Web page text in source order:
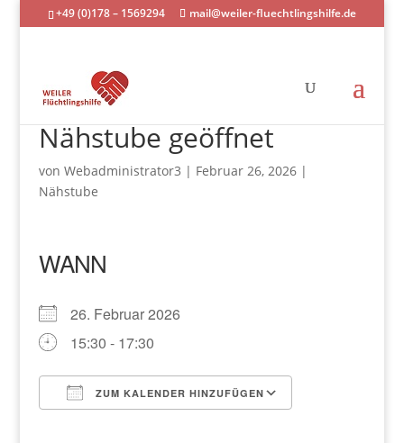
+49 (0)178 – 1569294 mail@weiler-fluechtlingshilfe.de
Nähstube geöffnet
von Webadministrator3 | Februar 26, 2026|
Nähstube
WANN
26. Februar 2026
15:30 - 17:30
ZUM KALENDER HINZUFÜGEN